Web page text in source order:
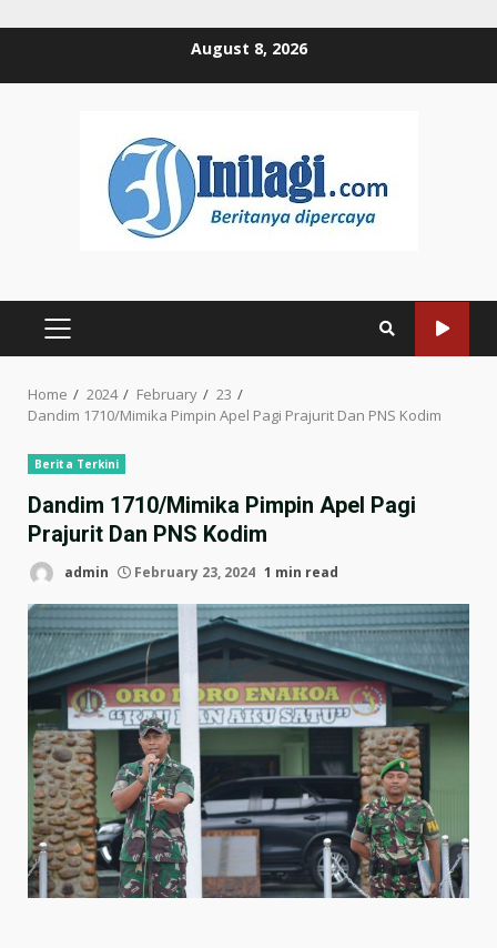
August 8, 2026
PRIMARY
Home 2024 February
23
Dandim 1710/Mimika Pimpin Apel Pagi Prajurit Dan PNS Kodim
Berita Terkini
Dandim 1710/Mimika Pimpin Apel Pagi
Prajurit Dan PNS Kodim
admin February 23, 2024 1 min read